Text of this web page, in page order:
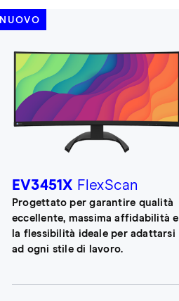
NUOVO
EV3451X FlexScan
Progettato per garantire qualità
eccellente, massima affidabilità e
la flessibilità ideale per adattarsi
ad ogni stile di lavoro.